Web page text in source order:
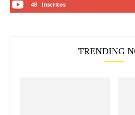
48 Inscritos
TRENDING